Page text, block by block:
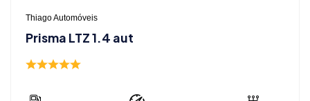
Thiago Automóveis
Prisma LTZ 1.4 aut